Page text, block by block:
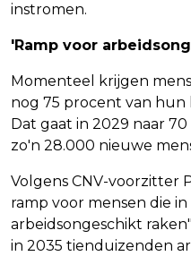
instromen.
'Ramp voor
Momenteel krijgen
nog 75 procent van hun
Dat gaat in 2029 naar
zo'n 28.000 nieuwe
Volgens CNV-voorzitter
ramp voor mensen die
arbeidsongeschikt
in 2035 tienduizenden